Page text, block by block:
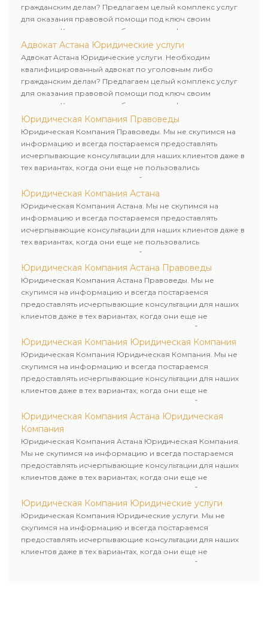
гражданским делам? Предлагаем целый комплекс услуг
для оказания правовой помощи под ключ своим
клиентам. Комплексное обслуживание физических и
юридических лиц. Индивидуальный подход к каждому
клиенту.
Адвокат Астана Юридические услуги
Адвокат Астана Юридические услуги. Необходим
квалифицированный адвокат по уголовным либо
гражданским делам? Предлагаем целый комплекс услуг
для оказания правовой помощи под ключ своим
клиентам. Комплексное обслуживание физических и
юридических лиц. Индивидуальный подход к каждому
клиенту.
Юридическая Компания Правоведы
Юридическая Компания Правоведы. Мы не скупимся на
информацию и всегда постараемся предоставлять
исчерпывающие консультации для наших клиентов даже в
тех вариантах, когда они еще не пользовались
юридическими услугами нашей компании.
Юридическая Компания Астана
Юридическая Компания Астана. Мы не скупимся на
информацию и всегда постараемся предоставлять
исчерпывающие консультации для наших клиентов даже в
тех вариантах, когда они еще не пользовались
юридическими услугами нашей компании.
Юридическая Компания Астана Правоведы
Юридическая Компания Астана Правоведы. Мы не
скупимся на информацию и всегда постараемся
предоставлять исчерпывающие консультации для наших
клиентов даже в тех вариантах, когда они еще не
пользовались юридическими услугами нашей компании.
Юридическая Компания Юридическая Компания
Юридическая Компания Юридическая Компания. Мы не
скупимся на информацию и всегда постараемся
предоставлять исчерпывающие консультации для наших
клиентов даже в тех вариантах, когда они еще не
пользовались юридическими услугами нашей компании.
Юридическая Компания Астана Юридическая
Компания
Юридическая Компания Астана Юридическая Компания.
Мы не скупимся на информацию и всегда постараемся
предоставлять исчерпывающие консультации для наших
клиентов даже в тех вариантах, когда они еще не
пользовались юридическими услугами нашей компании.
Юридическая Компания Юридические услуги
Юридическая Компания Юридические услуги. Мы не
скупимся на информацию и всегда постараемся
предоставлять исчерпывающие консультации для наших
клиентов даже в тех вариантах, когда они еще не
пользовались юридическими услугами нашей компании.